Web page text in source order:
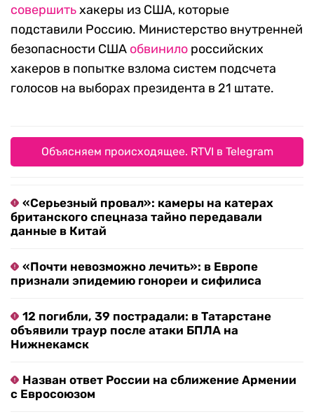
совершитьхакеры из США, которые
подставили Россию. Министерство внутренней
безопасности США обвинило российских
хакеров в попытке взлома систем подсчета
голосов на выборах президента в 21 штате.
Объясняем происходящее. RTVI в Telegram
«Серьезный провал»: камеры на катерах
британского спецназа тайно передавали
данные в Китай
«Почти невозможно лечить»: в Европе
признали эпидемию гонореи и сифилиса
12 погибли, 39 пострадали: в Татарстане
объявили траур после атаки БПЛА на
Нижнекамск
Назван ответ России на сближение Армении
с Евросоюзом